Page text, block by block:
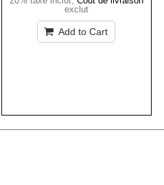
exclut
Add to Cart